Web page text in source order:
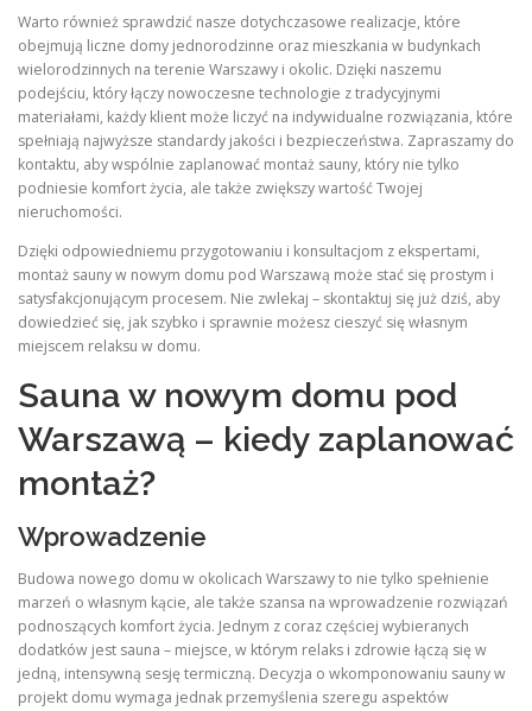
Warto również sprawdzić nasze dotychczasowe realizacje, które
obejmują liczne domy jednorodzinne oraz mieszkania w budynkach
wielorodzinnych na terenie Warszawy i okolic. Dzięki naszemu
podejściu, który łączy nowoczesne technologie z tradycyjnymi
materiałami, każdy klient może liczyć na indywidualne rozwiązania, które
spełniają najwyższe standardy jakości i bezpieczeństwa. Zapraszamy do
kontaktu, aby wspólnie zaplanować montaż sauny, który nie tylko
podniesie komfort życia, ale także zwiększy wartość Twojej
nieruchomości.
Dzięki odpowiedniemu przygotowaniu i konsultacjom z ekspertami,
montaż sauny w nowym domu pod Warszawą może stać się prostym i
satysfakcjonującym procesem. Nie zwlekaj – skontaktuj się już dziś, aby
dowiedzieć się, jak szybko i sprawnie możesz cieszyć się własnym
miejscem relaksu w domu.
Sauna w nowym domu pod
Warszawą – kiedy zaplanować
montaż?
Wprowadzenie
Budowa nowego domu w okolicach Warszawy to nie tylko spełnienie
marzeń o własnym kącie, ale także szansa na wprowadzenie rozwiązań
podnoszących komfort życia. Jednym z coraz częściej wybieranych
dodatków jest sauna – miejsce, w którym relaks i zdrowie łączą się w
jedną, intensywną sesję termiczną. Decyzja o wkomponowaniu sauny w
projekt domu wymaga jednak przemyślenia szeregu aspektów